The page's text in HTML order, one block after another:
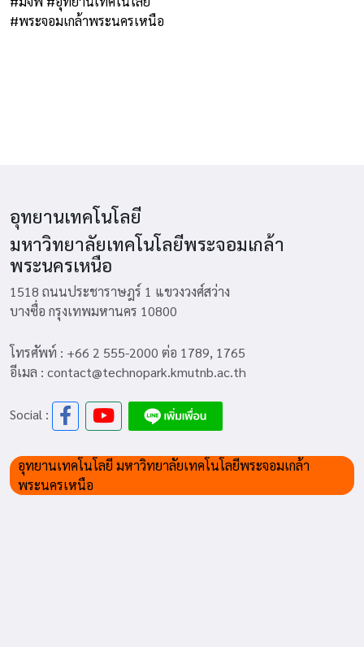
#พระจอมเกล้าพระนครเหนือ
อุทยานเทคโนโลยี
มหาวิทยาลัยเทคโนโลยีพระจอมเกล้า
พระนครเหนือ
1518 ถนนประชาราษฎร์ 1 แขวงวงศ์สว่าง
บางซื่อ กรุงเทพมหานคร 10800
โทรศัพท์ : +66 2 555-2000 ต่อ 1789, 1765
อีเมล : contact@technopark.kmutnb.ac.th
Social :
อุทยานเทคโนโลยี มหาวิทยาลัยเทคโนโลยีพระจอมเกล้า
พระนครเหนือ